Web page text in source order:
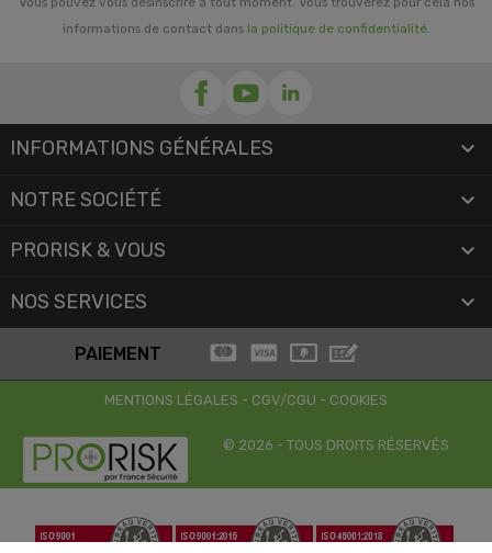
informations de contact dans la politique de confidentialité.
INFORMATIONS GÉNÉRALES 
NOTRE SOCIÉTÉ 
PRORISK & VOUS 
NOS SERVICES 
PAIEMENT
MENTIONS LÉGALES - CGV/CGU - COOKIES
© 2026 - TOUS DROITS RÉSERVÉS